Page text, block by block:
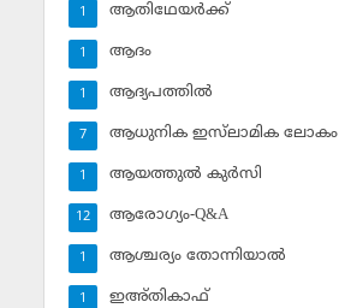
ആതിഥേയര്‍ക്ക്
1
ആദം
1
ആദ്യപത്തില്‍
1
ആധുനിക ഇസ്‌ലാമിക ലോകം
7
ആയത്തുല്‍ കുര്‍സി
1
ആരോഗ്യം-Q&A
12
ആശ്ചര്യം തോന്നിയാല്‍
1
ഇഅ്തികാഫ്‌
1